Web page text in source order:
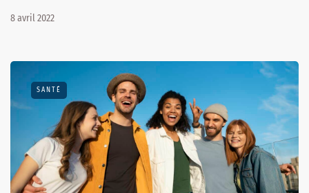
8 avril 2022
SANTÉ